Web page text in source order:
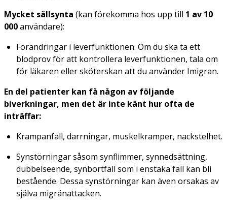
Mycket sällsynta (kan förekomma hos upp till 1 av 10
000användare):
Förändringar i leverfunktionen. Om du ska ta ett
blodprov för att kontrollera leverfunktionen, tala om
för läkaren eller sköterskan att du använder Imigran.
En del patienter kan få någon av följande
biverkningar, men det är inte känt hur ofta de
inträffar:
Krampanfall, darrningar, muskelkramper, nackstelhet.
Synstörningar såsom synflimmer, synnedsättning,
dubbelseende, synbortfall som i enstaka fall kan bli
bestående. Dessa synstörningar kan även orsakas av
själva migränattacken.